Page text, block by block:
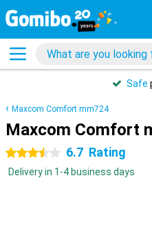
Safe
Maxcom Comfort mm724
Maxcom Comfort
3.5 stars 6.7 Rating
Delivery in 1-4 business days